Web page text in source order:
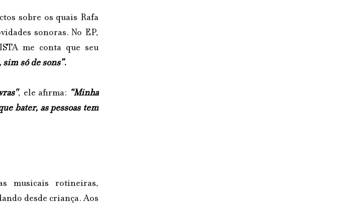
sobre os quais Rafa
sonoras. No EP,
me conta que seu
só de sons”.
, ele afirma: “Minha
bater, as pessoas tem
musicais rotineiras,
desde criança. Aos